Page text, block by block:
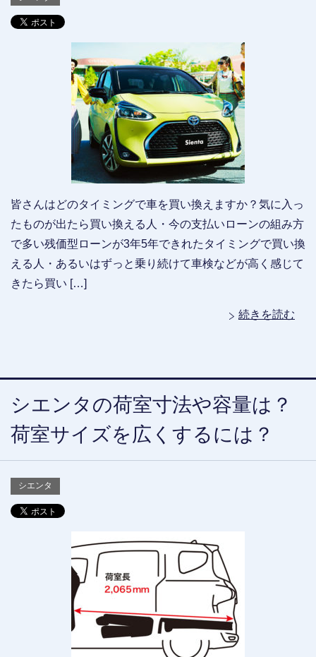
皆さんはどのタイミングで車を買い換えますか？気に入っ
たものが出たら買い換える人・今の支払いローンの組み方
で多い残価型ローンが3年5年できれたタイミングで買い換
える人・あるいはずっと乗り続けて車検などが高く感じて
きたら買い […]
続きを読む
シエンタの荷室寸法や容量は？
荷室サイズを広くするには？
シエンタ